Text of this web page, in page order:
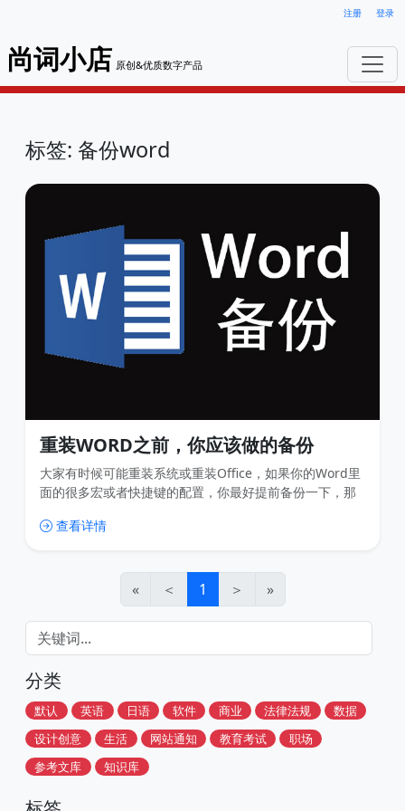
注册 登录
尚词小店 原创&优质数字产品
标签: 备份word
重装WORD之前，你应该做的备份
大家有时候可能重装系统或重装Office，如果你的Word里
面的很多宏或者快捷键的配置，你最好提前备份一下，那
里的模板和快捷键一般放在Normal.dotm里，这个文件的
C:\Users\%username%\AppData\Roaming\Microsoft\
Templates。直接复制这个链接就可以了。MAC系统
查看详情
« ＜ 1 ＞ »
分类
默认 英语 日语 软件 商业 法律法规
数据
设计创意
生活 网站通知 教育考试
职场
参考文库
知识库